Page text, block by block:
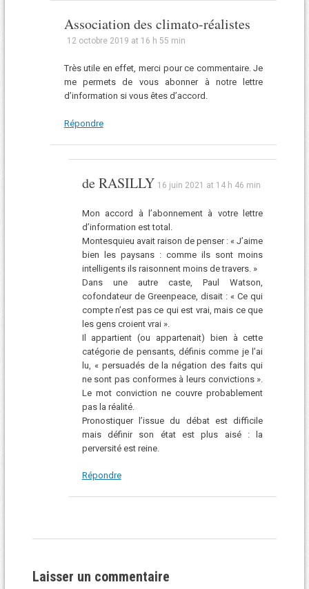
Association des climato-réalistes
12 octobre 2019 at 16 h 55 min
Très utile en effet, merci pour ce commentaire. Je
me permets de vous abonner à notre lettre
d’information si vous êtes d’accord.
Répondre
de RASILLY 16 juin 2021 at 14 h 46 min
Mon accord à l’abonnement à votre lettre
d’information est total.
Montesquieu avait raison de penser : « J’aime
bien les paysans : comme ils sont moins
intelligents ils raisonnent moins de travers. »
Dans une autre caste, Paul Watson,
cofondateur de Greenpeace, disait : « Ce qui
compte n’est pas ce qui est vrai, mais ce que
les gens croient vrai ».
Il appartient (ou appartenait) bien à cette
catégorie de pensants, définis comme je l’ai
lu, « persuadés de la négation des faits qui
ne sont pas conformes à leurs convictions ».
Le mot conviction ne couvre probablement
pas la réalité.
Pronostiquer l’issue du débat est difficile
mais définir son état est plus aisé : la
perversité est reine.
Répondre
Laisser un commentaire